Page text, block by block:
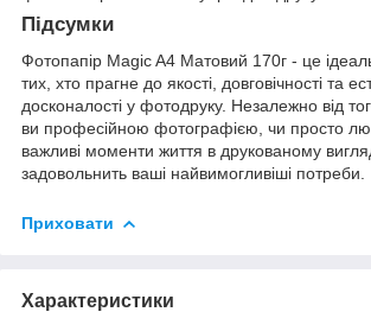
Підсумки
Фотопапір Magic A4 Матовий 170г - це
тих, хто прагне до якості, довговічності та
досконалості у фотодруку. Незалежно від
ви професійною фотографією, чи просто
важливі моменти життя в друкованому
задовольнить ваші найвимогливіші потреби.
Приховати
Характеристики